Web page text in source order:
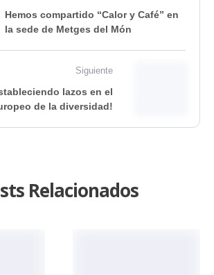
Hemos compartido “Calor y Café” en
la sede de Metges del Món
Siguiente
lazos en el
de la diversidad!
Relacionados